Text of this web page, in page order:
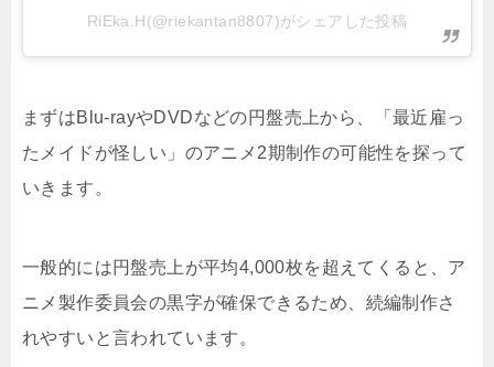
RiEka.H(@riekantan8807)がシェアした投稿
まずはBlu-rayやDVDなどの円盤売上から、「最近雇っ
たメイドが怪しい」のアニメ2期制作の可能性を探って
いきます。
一般的には円盤売上が平均4,000枚を超えてくると、ア
ニメ製作委員会の黒字が確保できるため、続編制作さ
れやすいと言われています。